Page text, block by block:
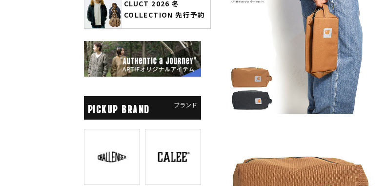
glamb × 劇場版『チェン
ソーマン レゼ篇』第2弾
先行予約
GLIMCLAP 2026 秋冬
PICKUP BRAND ブランド